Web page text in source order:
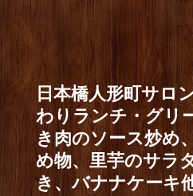
日本橋人形町サロ
わりランチ・グリ
き肉のソース炒め
め物、里芋のサラ
き、バナナケーキ